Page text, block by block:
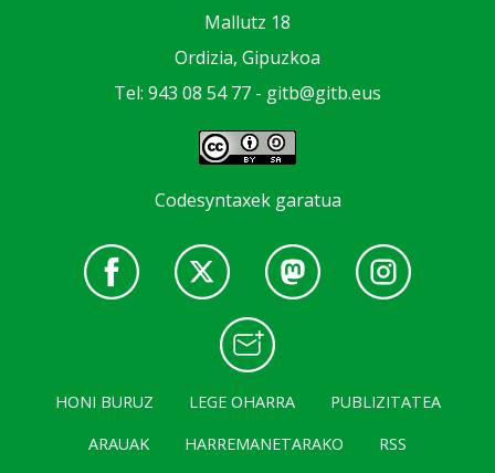
Mallutz 18
Ordizia, Gipuzkoa
Tel: 943 08 54 77 - gitb@gitb.eus
Codesyntaxek garatua
HONI BURUZ LEGE OHARRA
PUBLIZITATEA
ARAUAK
HARREMANETARAKO RSS